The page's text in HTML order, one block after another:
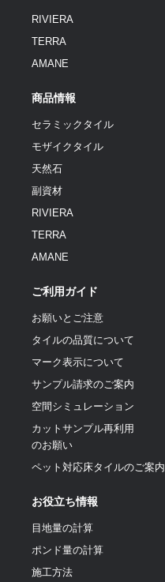
RIVIERA
TERRA
AMANE
商品情報
セラミックタイル
モザイクタイル
天然石
副資材
RIVIERA
TERRA
AMANE
ご利用ガイド
お願いとご注意
タイルの品質について
マーク表示について
サンプル請求のご案内
空間シミュレーション
カットサンプル再利用
のお願い
ペット対応床タイルのご案内
お役立ち情報
目地量の計算
ポンド量の計算
施工方法